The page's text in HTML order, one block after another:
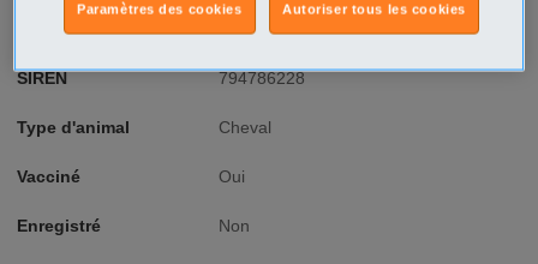
Type d'annonce Professionnel Offre
SIREN 794786228
Type d'animal Cheval
Vacciné Oui
Enregistré Non
Autoriser tous les cookies
Paramètres des cookies